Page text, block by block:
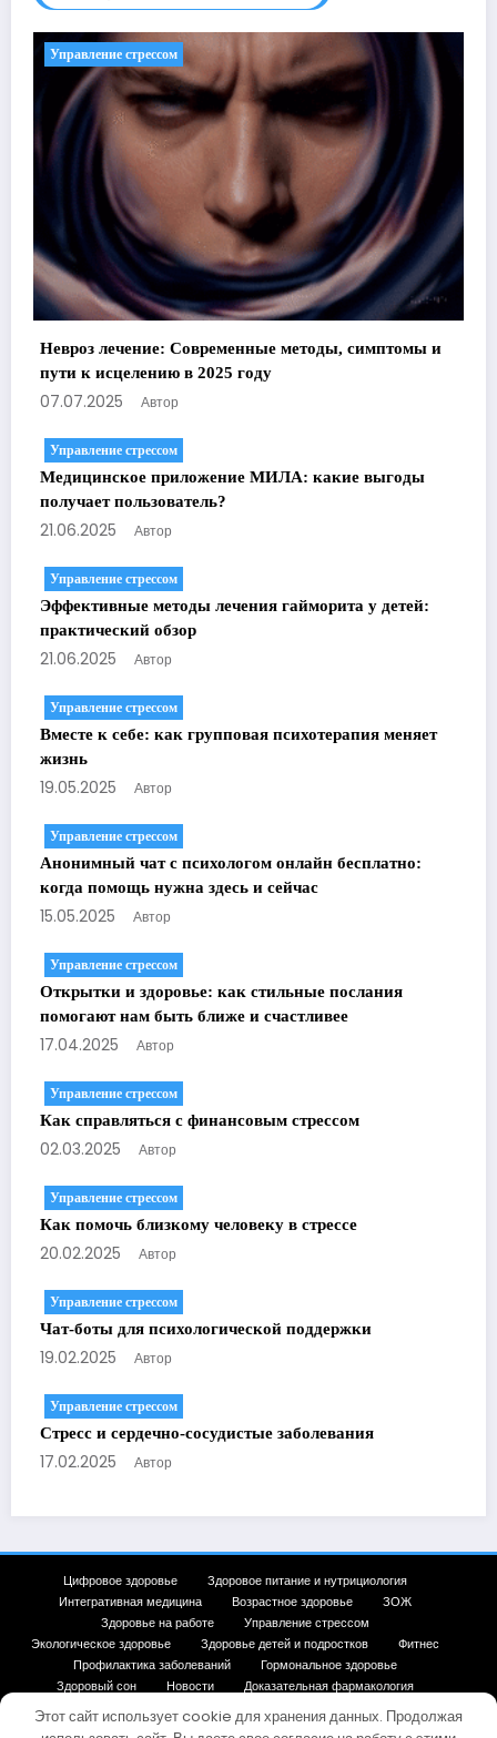
Управление стрессом
Невроз лечение: Современные методы, симптомы и
пути к исцелению в 2025 году
07.07.2025 Автор
Управление стрессом
Медицинское приложение МИЛА: какие выгоды
получает пользователь?
21.06.2025 Автор
Управление стрессом
Эффективные методы лечения гайморита у детей:
практический обзор
21.06.2025 Автор
Управление стрессом
Вместе к себе: как групповая психотерапия меняет
жизнь
19.05.2025 Автор
Управление стрессом
Анонимный чат с психологом онлайн бесплатно:
когда помощь нужна здесь и сейчас
15.05.2025 Автор
Управление стрессом
Открытки и здоровье: как стильные послания
помогают нам быть ближе и счастливее
17.04.2025 Автор
Управление стрессом
Как справляться с финансовым стрессом
02.03.2025 Автор
Управление стрессом
Как помочь близкому человеку в стрессе
20.02.2025 Автор
Управление стрессом
Чат-боты для психологической поддержки
19.02.2025 Автор
Управление стрессом
Стресс и сердечно-сосудистые заболевания
17.02.2025 Автор
Цифровое здоровье
Здоровое питание и нутрициология
Интегративная медицина
Возрастное здоровье
ЗОЖ
Здоровье на работе
Управление стрессом
Экологическое здоровье
Здоровье детей и подростков
Фитнес
Профилактика заболеваний
Гормональное здоровье
Здоровый сон
Новости
Доказательная фармакология
Карта сайта
🦷 30 дней к здоровой и красивой улыбке — интерактивный гайд от
Этот сайт использует cookie для хранения данных. Продолжая